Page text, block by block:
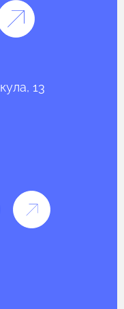
13